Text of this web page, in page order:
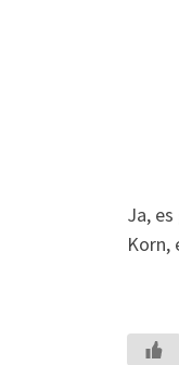
Ja,
Korn,